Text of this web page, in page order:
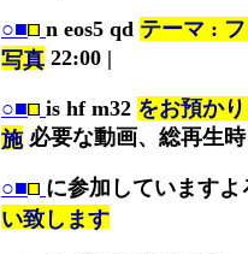
○■ n eos5 qd テーマ :
写真 22:00 |
○■ is hf m32 をお預か
施必要な動画、総再生時
○■ に参加していますよ
い致します